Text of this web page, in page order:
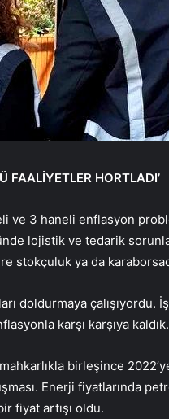
FAALİYETLER HORTLADI’
ve 3 haneli enflasyon
lojistik ve tedarik
stokçuluk ya da
doldurmaya çalışıyordu.
karşı karşıya kaldık.
birleşince
Enerji fiyatlarında
fiyat artışı oldu.